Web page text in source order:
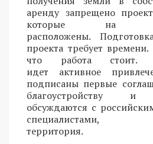
аренду запрещено
которые на
расположены.
проекта требует
что работа стоит.
идет активное
подписаны первые
благоустройству и
обсуждаются с
специалистами,
территория.